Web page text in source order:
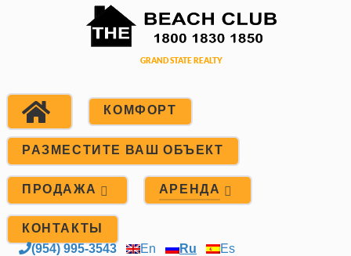
КОМФОРТ
РАЗМЕСТИТЕ ВАШ ОБЪЕКТ
ПРОДАЖА АРЕНДА
КОНТАКТЫ
(954) 995-3543 En Ru Es